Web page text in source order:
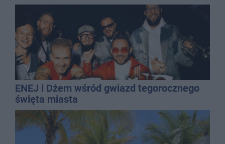
ENEJ i Dżem wśród gwiazd tegorocznego
święta miasta